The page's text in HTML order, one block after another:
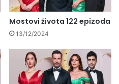
Mostovi života 122 epizoda
13/12/2024